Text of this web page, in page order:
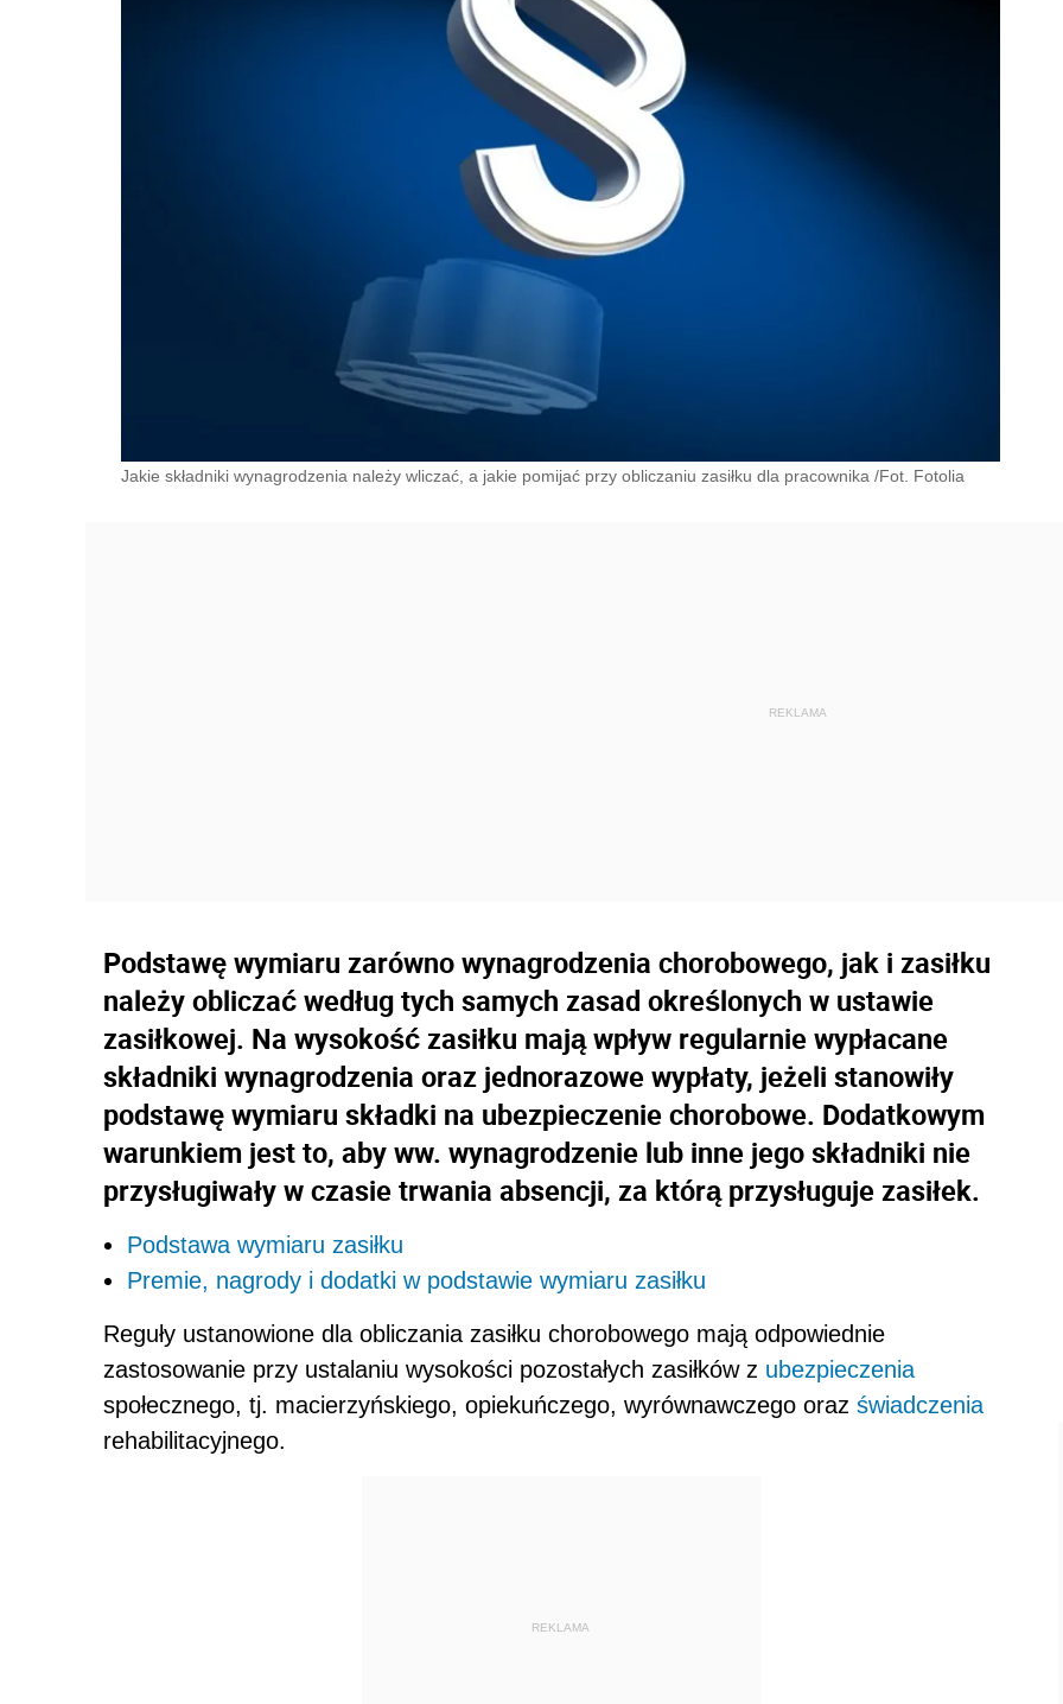
Jakie składniki wynagrodzenia należy wliczać, a jakie pomijać przy obliczaniu zasiłku dla pracownika /Fot. Fotolia
Podstawę wymiaru zarówno wynagrodzenia chorobowego, jak i zasiłku
należy obliczać według tych samych zasad określonych w ustawie
zasiłkowej. Na wysokość zasiłku mają wpływ regularnie wypłacane
składniki wynagrodzenia oraz jednorazowe wypłaty, jeżeli stanowiły
podstawę wymiaru składki na ubezpieczenie chorobowe. Dodatkowym
warunkiem jest to, aby ww. wynagrodzenie lub inne jego składniki nie
przysługiwały w czasie trwania absencji, za którą przysługuje zasiłek.
Podstawa wymiaru zasiłku
Premie, nagrody i dodatki w podstawie wymiaru zasiłku
Reguły ustanowione dla obliczania zasiłku chorobowego mają odpowiednie
zastosowanie przy ustalaniu wysokości pozostałych zasiłków z ubezpieczenia
społecznego, tj. macierzyńskiego, opiekuńczego, wyrównawczego oraz świadczenia
rehabilitacyjnego.
REKLAMA